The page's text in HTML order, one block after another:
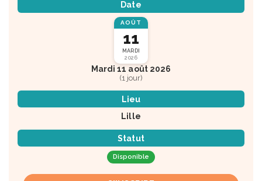
Date
AOÛT
11
MARDI
2026
Mardi 11 août 2026
(1 jour)
Lieu
Lille
Statut
Disponible